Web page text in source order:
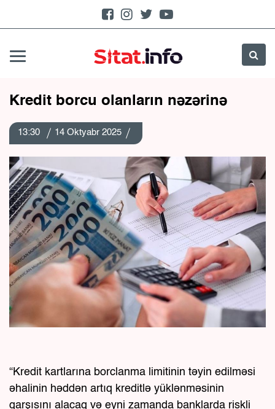
Kredit borcu olanların nəzərinə
13:30 14 Oktyabr 2025
“Kredit kartlarına borclanma limitinin təyin edilməsi
əhalinin həddən artıq kreditlə yüklənməsinin
qarşısını alacaq və eyni zamanda banklarda riskli